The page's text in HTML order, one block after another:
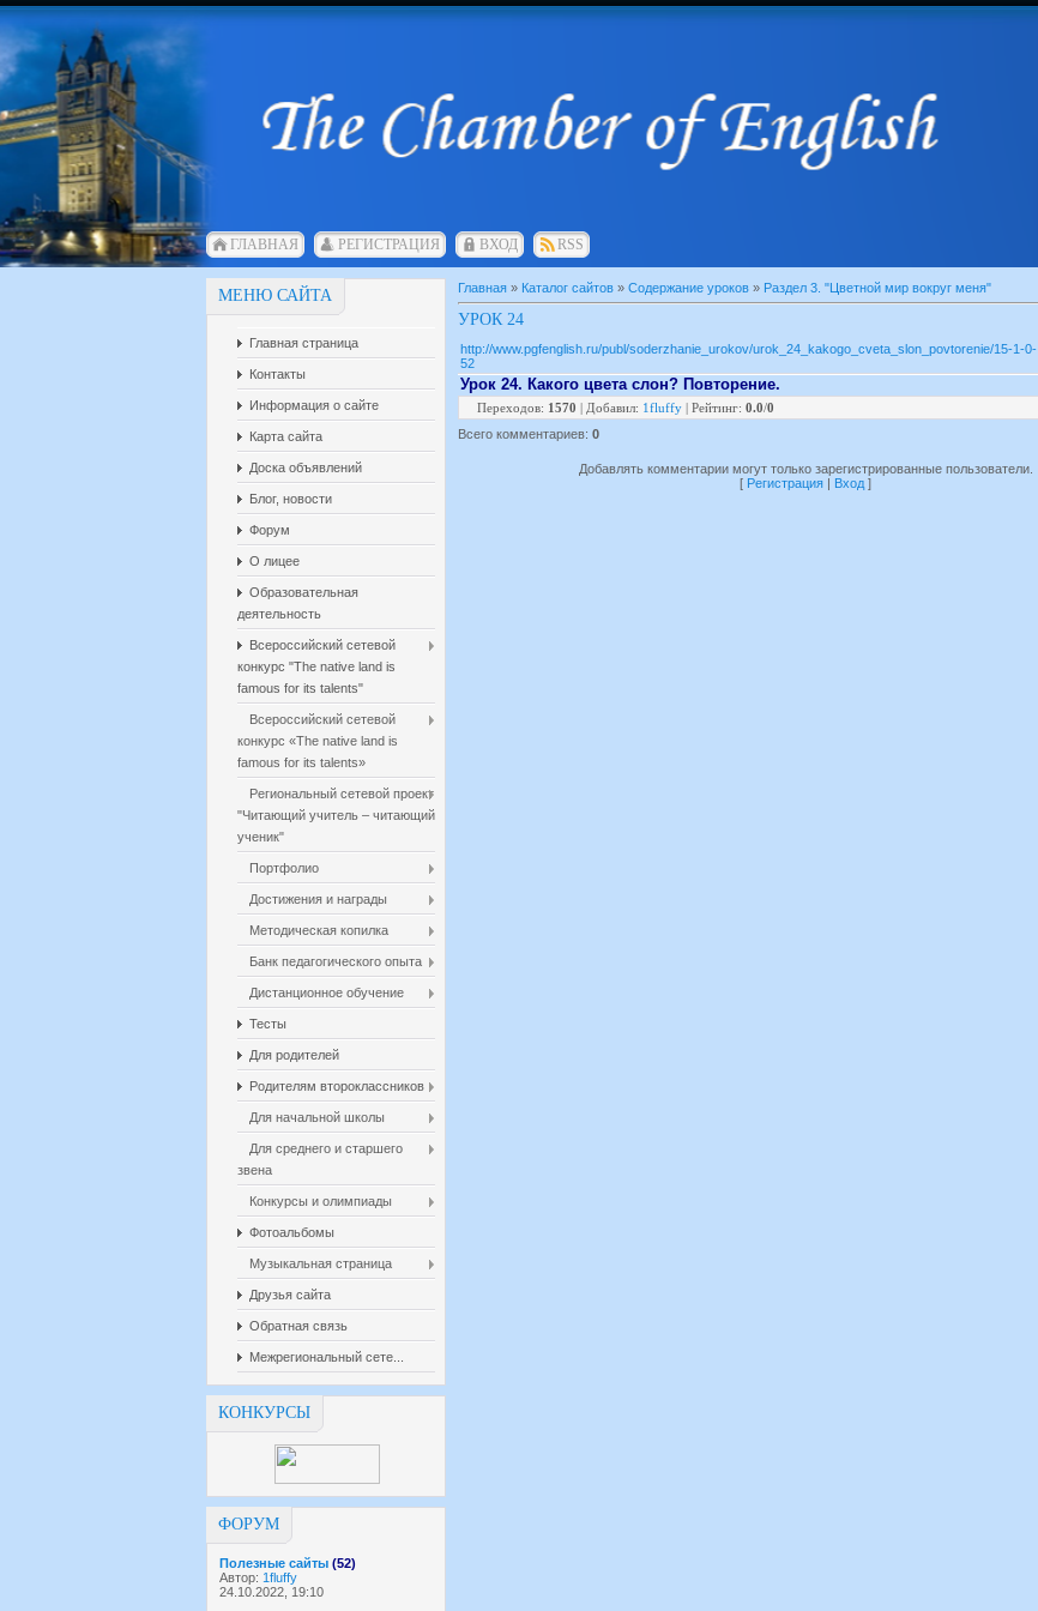
ГЛАВНАЯ РЕГИСТРАЦИЯ ВХОД RSS
МЕНЮ САЙТА
Главная страница
Контакты
Информация о сайте
Карта сайта
Доска объявлений
Блог, новости
Форум
О лицее
Образовательная
деятельность
Всероссийский сетевой
конкурс "The native land is
famous for its talents"
Всероссийский сетевой
конкурс «The native land is
famous for its talents»
Региональный сетевой проект
"Читающий учитель – читающий
ученик"
Портфолио
Достижения и награды
Методическая копилка
Банк педагогического опыта
Дистанционное обучение
Тесты
Для родителей
Родителям второклассников
Для начальной школы
Для среднего и старшего
звена
Конкурсы и олимпиады
Фотоальбомы
Музыкальная страница
Друзья сайта
Обратная связь
Межрегиональный сете...
КОНКУРСЫ
ФОРУМ
Полезные сайты (52)
Автор: 1fluffy
24.10.2022, 19:10
Главная » Каталог сайтов » Содержание уроков » Раздел 3. "Цветной мир вокруг меня"
УРОК 24
http://www.pgfenglish.ru/publ/soderzhanie_urokov/urok_24_kakogo_cveta_slon_povtorenie/15-1-0-
52
Урок 24. Какого цвета слон? Повторение.
Переходов: 1570 | Добавил: 1fluffy | Рейтинг: 0.0/0
Всего комментариев: 0
Добавлять комментарии могут только зарегистрированные пользователи.
[ Регистрация | Вход ]